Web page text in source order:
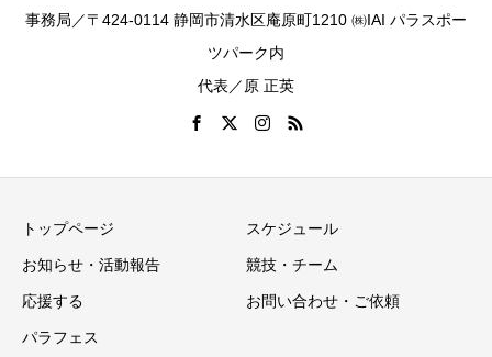
事務局／〒424-0114 静岡市清水区庵原町1210 ㈱IAI パラスポー
ツパーク内
代表／原 正英
トップページ スケジュール
お知らせ・活動報告 競技・チーム
応援する お問い合わせ・ご依頼
パラフェス